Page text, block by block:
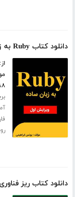
دانلود کتاب Ruby به زبان ساده
۸۸
دانلود کتاب ریز